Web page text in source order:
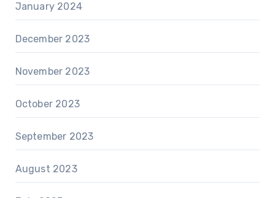
January 2024
December 2023
November 2023
October 2023
September 2023
August 2023